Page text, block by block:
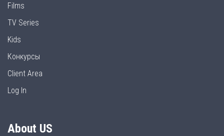
Films
TV Series
Kids
Конкурсы
Client Area
Log In
About US